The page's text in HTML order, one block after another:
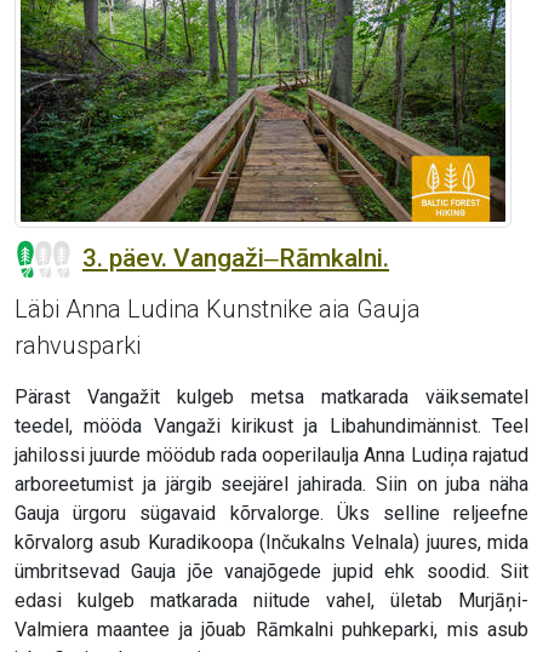
3. päev. Vangaži‒Rāmkalni.
Läbi Anna Ludina Kunstnike aia Gauja
rahvusparki
Pärast Vangažit kulgeb metsa matkarada väiksematel
teedel, mööda Vangaži kirikust ja Libahundimännist. Teel
jahilossi juurde möödub rada ooperilaulja Anna Ludiņa rajatud
arboreetumist ja järgib seejärel jahirada. Siin on juba näha
Gauja ürgoru sügavaid kõrvalorge. Üks selline reljeefne
kõrvalorg asub Kuradikoopa (Inčukalns Velnala) juures, mida
ümbritsevad Gauja jõe vanajõgede jupid ehk soodid. Siit
edasi kulgeb matkarada niitude vahel, ületab Murjāņi-
Valmiera maantee ja jõuab Rāmkalni puhkeparki, mis asub